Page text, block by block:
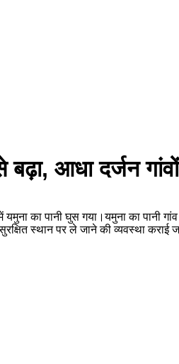
आधा दर्जन
का पानी घुस गया।यमुना का पानी
स्थान पर ले जाने की व्यवस्था कराई